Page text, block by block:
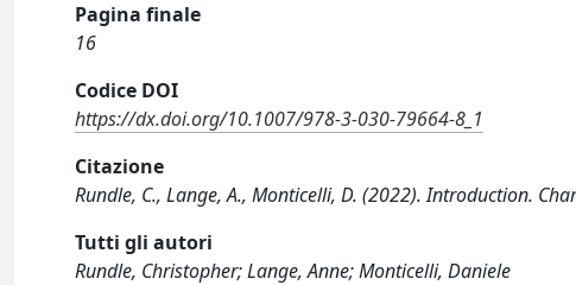
Pagina finale
16
Codice DOI
https://dx.doi.org/10.1007/978-3-030-79664-8_1
Citazione
Rundle, C., Lange, A., Monticelli, D. (2022). Introduction.
Tutti gli autori
Rundle, Christopher; Lange, Anne; Monticelli, Daniele